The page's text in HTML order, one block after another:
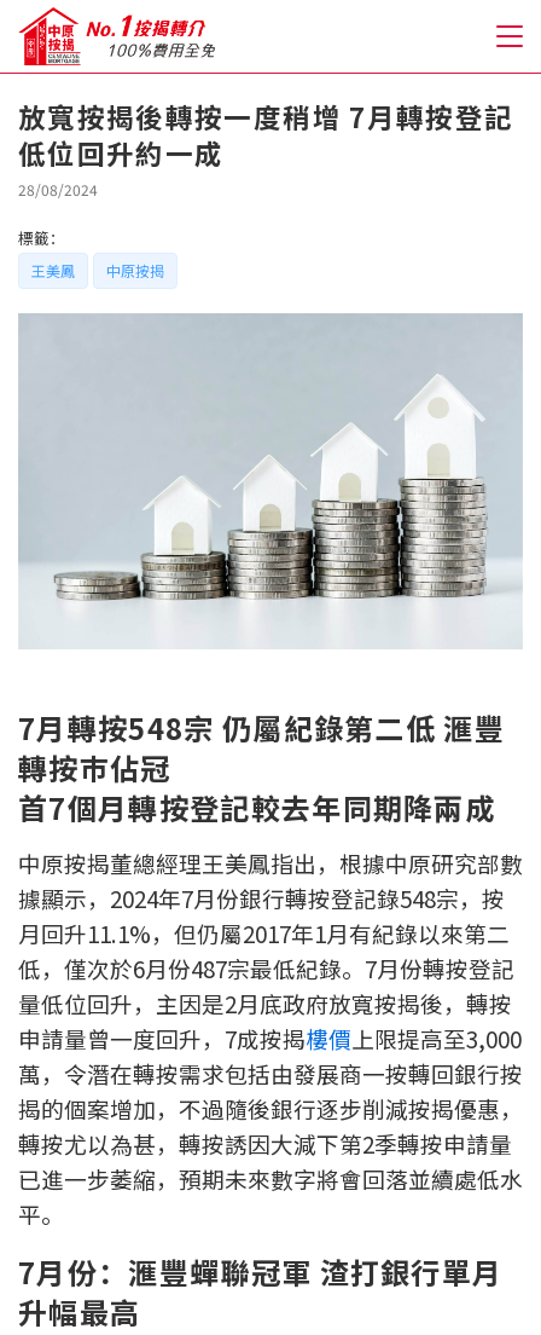
關於我們
人才房貸・開戶優惠
新盤優越按揭優惠
按揭工具
按揭計算
轉按計算
置業預算
供款年期計算
工商舖按揭計算
印花稅計算
免費物業估價
按揭全面睇
放寬按揭後轉按一度稍增 7月轉按登記
低位回升約一成
28/08/2024
標籤：
王美鳳 中原按揭
7月轉按548宗 仍屬紀錄第二低 滙豐
轉按巿佔冠
首7個月轉按登記較去年同期降兩成
中原按揭董總經理王美鳳指出，根據中原研究部數
據顯示，2024年7月份銀行轉按登記錄548宗，按
月回升11.1%，但仍屬2017年1月有紀錄以來第二
低，僅次於6月份487宗最低紀錄。7月份轉按登記
量低位回升，主因是2月底政府放寬按揭後，轉按
申請量曾一度回升，7成按揭樓價上限提高至3,000
萬，令潛在轉按需求包括由發展商一按轉回銀行按
揭的個案增加，不過隨後銀行逐步削減按揭優惠，
轉按尤以為甚，轉按誘因大減下第2季轉按申請量
已進一步萎縮，預期未來數字將會回落並續處低水
平。
7月份：滙豐蟬聯冠軍 渣打銀行單月
升幅最高